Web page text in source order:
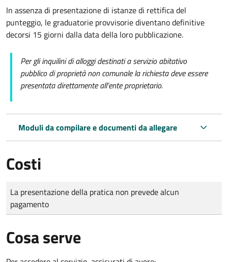
In assenza di presentazione di istanze di rettifica del
punteggio, le graduatorie provvisorie diventano definitive
decorsi 15 giorni dalla data della loro pubblicazione.
Per gli inquilini di alloggi destinati a servizio abitativo
pubblico di proprietà non comunale la richiesta deve essere
presentata direttamente all’ente proprietario.
Moduli da compilare e documenti da allegare
Costi
Tipo di pagamento
Importo
La presentazione della pratica non prevede alcun
pagamento
Cosa serve